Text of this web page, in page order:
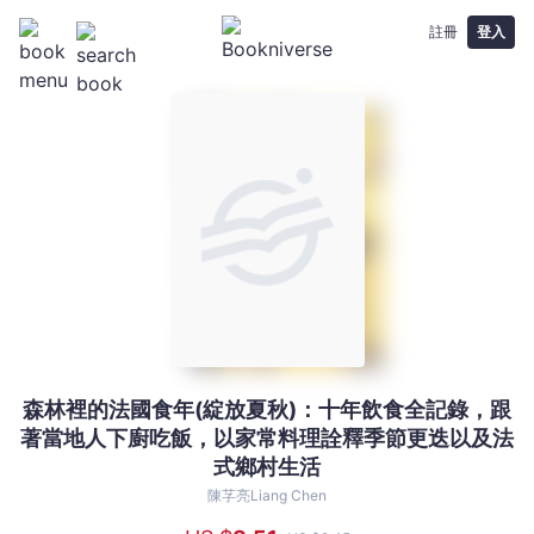
註冊 登入
森
林
森林裡的法國食年(綻放夏秋)：十年飲食全記錄，跟
著當地人下廚吃飯，以家常料理詮釋季節更迭以及法
式鄉村生活
陳芓亮Liang Chen